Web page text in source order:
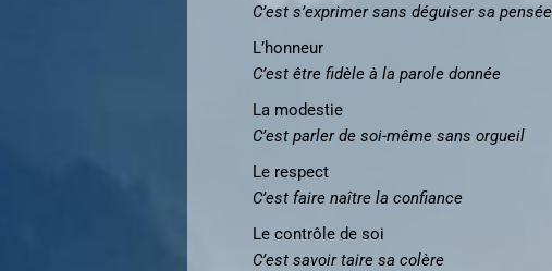
C’est s’exprimer sans déguiser sa pensée
L’honneur
C’est être fidèle à la parole donnée
La modestie
C’est parler de soi-même sans orgueil
Le respect
C’est faire naître la confiance
Le contrôle de soi
C’est savoir taire sa colère